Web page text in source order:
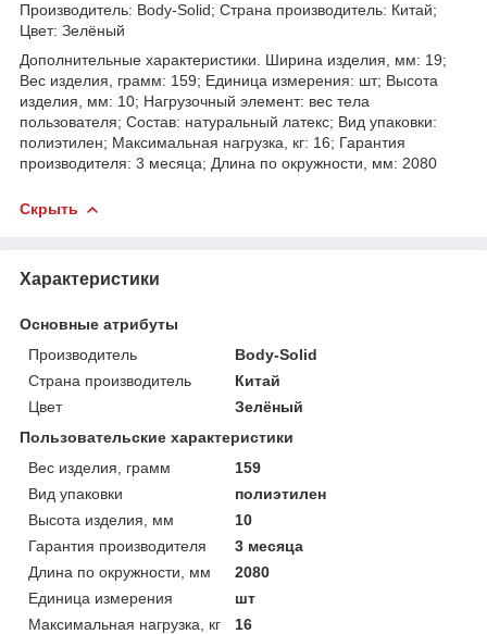
Производитель: Body-Solid; Страна производитель: Китай;
Цвет: Зелёный
Дополнительные характеристики. Ширина изделия, мм: 19;
Вес изделия, грамм: 159; Единица измерения: шт; Высота
изделия, мм: 10; Нагрузочный элемент: вес тела
пользователя; Состав: натуральный латекс; Вид упаковки:
полиэтилен; Максимальная нагрузка, кг: 16; Гарантия
производителя: 3 месяца; Длина по окружности, мм: 2080
Скрыть
Характеристики
Основные атрибуты
Производитель
Body-Solid
Страна производитель
Китай
Цвет
Зелёный
Пользовательские характеристики
Вес изделия, грамм
159
Вид упаковки
полиэтилен
Высота изделия, мм
10
Гарантия производителя
3 месяца
Длина по окружности, мм
2080
Единица измерения
шт
Максимальная нагрузка, кг
16